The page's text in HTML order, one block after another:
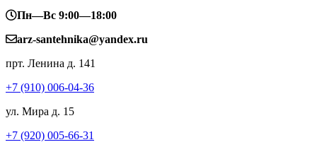
Пн—Вс 9:00—18:00
arz-santehnika@yandex.ru
прт. Ленина д. 141
+7 (910) 006-04-36
ул. Мира д. 15
+7 (920) 005-66-31